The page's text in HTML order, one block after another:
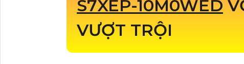
S7XEP-10M0WED
VƯỢT TRỘI